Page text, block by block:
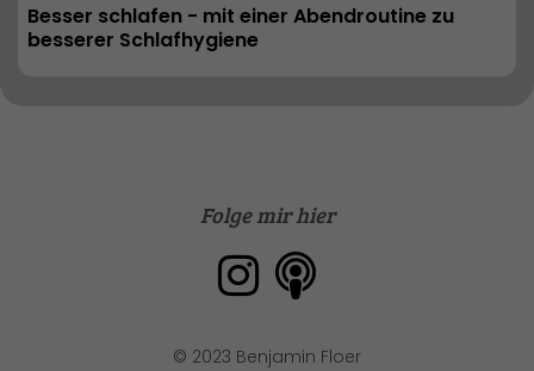
Besser schlafen - mit einer Abendroutine zu
besserer Schlafhygiene
Folge mir hier
© 2023 Benjamin Floer